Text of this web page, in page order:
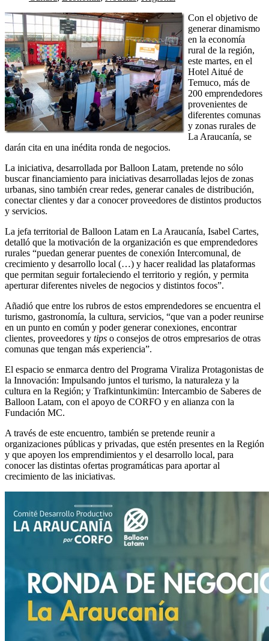
Con el objetivo de
generar dinamismo
en la economía
rural de la región,
este martes, en el
Hotel Aitué de
Temuco, más de
200 emprendedores
provenientes de
diferentes comunas
y zonas rurales de
La Araucanía, se
darán cita en una inédita ronda de negocios.
La iniciativa, desarrollada por Balloon Latam, pretende no sólo
buscar financiamiento para iniciativas desarrolladas lejos de zonas
urbanas, sino también crear redes, generar canales de distribución,
conectar clientes y dar a conocer proveedores de distintos productos
y servicios.
La jefa territorial de Balloon Latam en La Araucanía, Isabel Cartes,
detalló que la motivación de la organización es que emprendedores
rurales “puedan generar puentes de conexión Intercomunal, de
crecimiento y desarrollo local (…) y hacer realidad las plataformas
que permitan seguir fortaleciendo el territorio y región, y permita
aperturar diferentes niveles de negocios y distintos focos”.
Añadió que entre los rubros de estos emprendedores se encuentra el
turismo, gastronomía, la cultura, servicios, “que van a poder reunirse
en un punto en común y poder generar conexiones, encontrar
clientes, proveedores y tips o consejos de otros empresarios de otras
comunas que tengan más experiencia”.
El espacio se enmarca dentro del Programa Viraliza Protagonistas de
la Innovación: Impulsando juntos el turismo, la naturaleza y la
cultura en la Región; y Trafkintunkimün: Intercambio de Saberes de
Balloon Latam, con el apoyo de CORFO y en alianza con la
Fundación MC.
A través de este encuentro, también se pretende reunir a
organizaciones públicas y privadas, que estén presentes en la Región
y que apoyen los emprendimientos y el desarrollo local, para
conocer las distintas ofertas programáticas para aportar al
crecimiento de las iniciativas.